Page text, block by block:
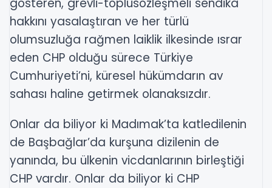
gösteren, grevli-toplusözleşmeli sendika
hakkını yasalaştıran ve her türlü
olumsuzluğa rağmen laiklik ilkesinde ısrar
eden CHP olduğu sürece Türkiye
Cumhuriyeti’ni, küresel hükümdarın av
sahası haline getirmek olanaksızdır.
Onlar da biliyor ki Madımak’ta katledilenin
de Başbağlar’da kurşuna dizilenin de
yanında, bu ülkenin vicdanlarının birleştiği
CHP vardır. Onlar da biliyor ki CHP